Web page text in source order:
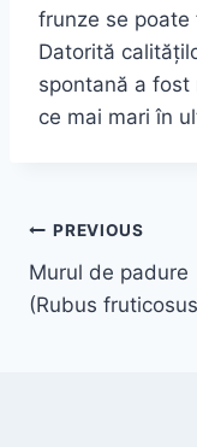
frunze se
Datorită
spontană a
ce mai mari în
Navigare
în
PREVIOUS
Murul de padure
(Rubus